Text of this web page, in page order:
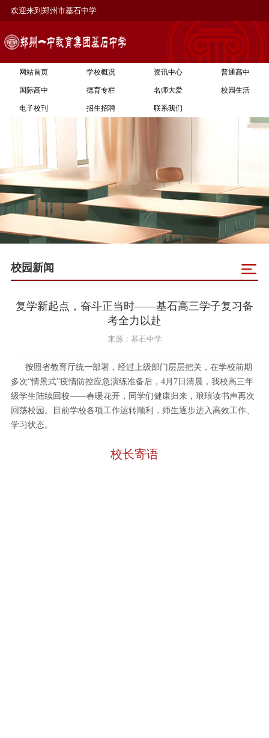
欢迎来到郑州市基石中学
网站首页 学校概况 资讯中心 普通高中
国际高中 德育专栏 名师大爱 校园生活
电子校刊 招生招聘 联系我们
校园新闻
复学新起点，奋斗正当时——基石高三学子复习备
考全力以赴
来源：基石中学
按照省教育厅统一部署，经过上级部门层层把关，在学校前期
多次“情景式”疫情防控应急演练准备后，4月7日清晨，我校高三年
级学生陆续回校——春暖花开，同学们健康归来，琅琅读书声再次
回荡校园。目前学校各项工作运转顺利，师生逐步进入高效工作、
学习状态。
校长寄语